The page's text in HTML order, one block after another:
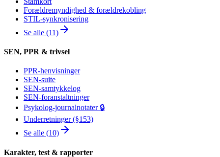
Forældremyndighed & forældrekobling
STIL-synkronisering
Se alle (11)
SEN, PPR & trivsel
PPR-henvisninger
SEN-suite
SEN-samtykkelog
SEN-foranstaltninger
Psykolog-journalnotater 🔒
Underretninger (§153)
Se alle (10)
Karakter, test & rapporter